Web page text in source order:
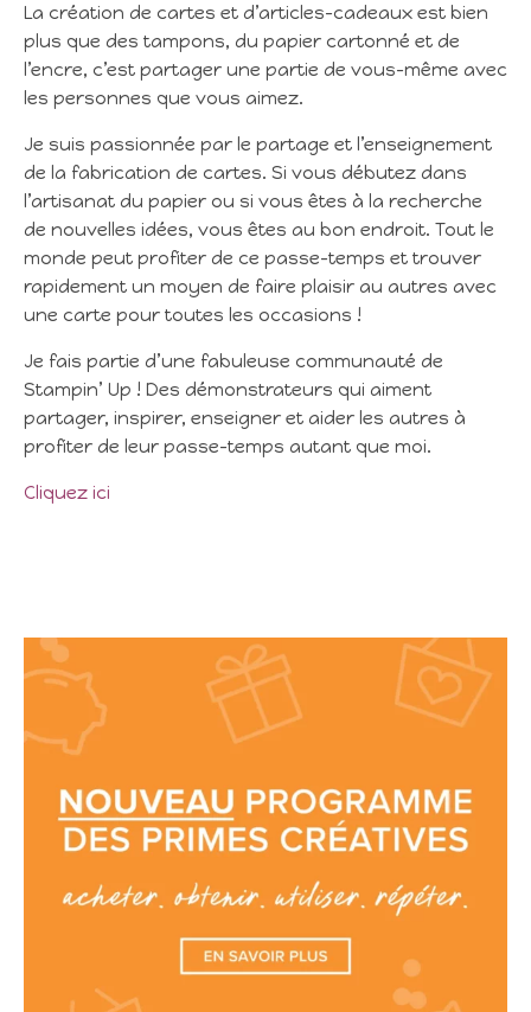
La création de cartes et d’articles-cadeaux est bien
plus que des tampons, du papier cartonné et de
l’encre, c’est partager une partie de vous-même avec
les personnes que vous aimez.
Je suis passionnée par le partage et l’enseignement
de la fabrication de cartes. Si vous débutez dans
l’artisanat du papier ou si vous êtes à la recherche
de nouvelles idées, vous êtes au bon endroit. Tout le
monde peut profiter de ce passe-temps et trouver
rapidement un moyen de faire plaisir au autres avec
une carte pour toutes les occasions !
Je fais partie d’une fabuleuse communauté de
Stampin’ Up ! Des démonstrateurs qui aiment
partager, inspirer, enseigner et aider les autres à
profiter de leur passe-temps autant que moi.
Cliquez ici